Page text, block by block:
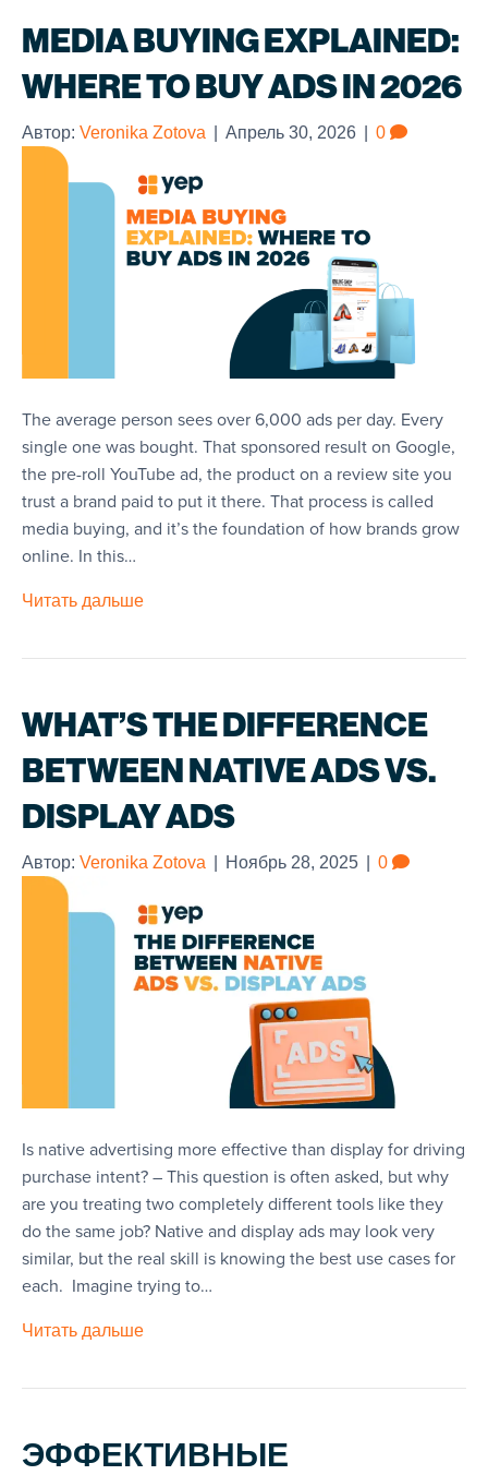
MEDIA BUYING EXPLAINED:
WHERE TO BUY ADS IN 2026
Автор: Veronika Zotova Апрель 30, 2026 0
The average person sees over 6,000 ads per day. Every
single one was bought. That sponsored result on Google,
the pre-roll YouTube ad, the product on a review site you
trust a brand paid to put it there. That process is called
media buying, and it’s the foundation of how brands grow
online. In this…
Читать дальше
WHAT’S THE DIFFERENCE
BETWEEN NATIVE ADS VS.
DISPLAY ADS
Автор: Veronika Zotova Ноябрь 28, 2025 0
Is native advertising more effective than display for driving
purchase intent? – This question is often asked, but why
are you treating two completely different tools like they
do the same job? Native and display ads may look very
similar, but the real skill is knowing the best use cases for
each. Imagine trying to…
Читать дальше
ЭФФЕКТИВНЫЕ